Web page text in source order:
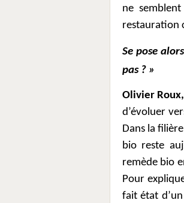
ne
restauration
Se pose
pas ? »
Olivier
d’évoluer
Dans la
bio reste
remède bio
Pour
fait état